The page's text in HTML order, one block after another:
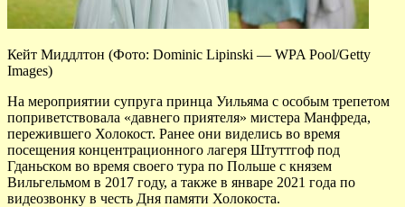
Кейт Миддлтон (Фото: Dominic Lipinski — WPA Pool/Getty
Images)
На мероприятии супруга принца Уильяма с особым трепетом
поприветствовала «давнего приятеля» мистера Манфреда,
пережившего Холокост. Ранее они виделись во время
посещения концентрационного лагеря Штуттгоф под
Гданьском во время своего тура по Польше с князем
Вильгельмом в 2017 году, а также в январе 2021 года по
видеозвонку в честь Дня памяти Холокоста.